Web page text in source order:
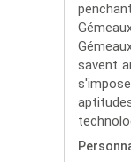
savent